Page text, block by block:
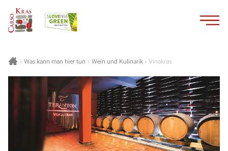
>Was kann man hier tun > Wein und Kulinarik>Vinakras